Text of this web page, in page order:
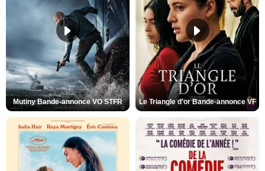
Mutiny Bande-annonce VO STFR Le Triangle d'or Bande-annonce VF